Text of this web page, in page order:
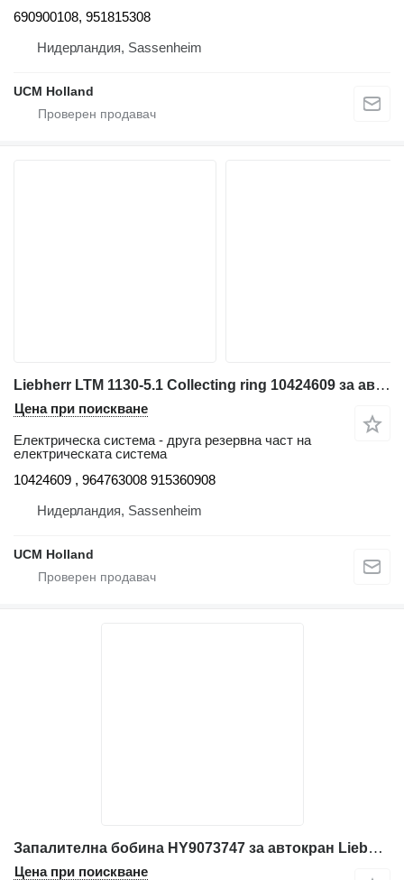
690900108, 951815308
Нидерландия, Sassenheim
UCM Holland
Liebherr LTM 1130-5.1 Collecting ring 10424609 за автокран
Цена при поискване
Електрическа система - друга резервна част на
електрическата система
10424609 , 964763008 915360908
Нидерландия, Sassenheim
UCM Holland
Запалителна бобина HY9073747 за автокран Liebherr LIEBHERR LTM VARIOS
Цена при поискване